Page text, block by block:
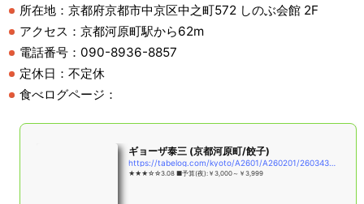
所在地：京都府京都市中京区中之町572 しのぶ会館 2F
アクセス：京都河原町駅から62m
電話番号：090-8936-8857
定休日：不定休
食べログページ：
ギョーザ泰三 (京都河原町/餃子)
★★★☆☆3.08 ■予算(夜):￥3,000～￥3,999